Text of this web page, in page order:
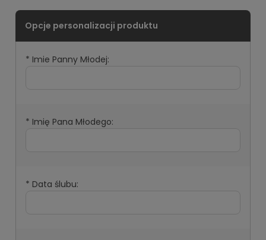
* Imie Panny Młodej:
* Imię Pana Młodego:
* Data ślubu: